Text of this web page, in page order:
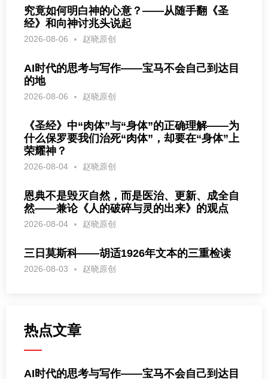
究竟如何明白神的心意？——从随手翻《圣
经》和向神讨兆头说起
2026-08-06 赵晓原创
AI时代的思考与写作——宝马不会自己到达目
的地
2026-08-06 赵晓原创
《圣经》中“肉体”与“身体”的正确理解——为
什么保罗要我们治死“肉体”，却要在“身体”上
荣耀神？
2026-08-04 赵晓原创
恩典不是毁灭自然，而是医治、更新、成全自
然——兼论《人的破碎与灵的出来》的观点
2026-08-04 赵晓原创
三日莫斯科——胡适1926年文本的三重检读
2026-08-03 赵晓原创
热点文章
AI时代的思考与写作——宝马不会自己到达目